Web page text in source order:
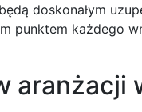
doskonałym
punktem każdego
aranżacji